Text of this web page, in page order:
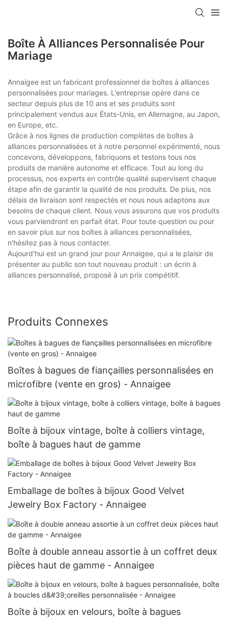
Boîte À Alliances Personnalisée Pour
Mariage
Annaigee est un fabricant professionnel de boîtes à alliances
personnalisées pour mariages. L'entreprise opère dans ce
secteur depuis plus de 10 ans et ses produits sont
principalement vendus aux États-Unis, en Allemagne, au Japon,
en Europe, etc.
Grâce à nos lignes de production complètes de boîtes à
alliances personnalisées et à notre personnel expérimenté, nous
concevons, développons, fabriquons et testons tous nos
produits de manière autonome et efficace. Tout au long du
processus, nos experts en contrôle qualité supervisent chaque
étape afin de garantir la qualité de nos produits. De plus, nos
délais de livraison sont respectés et nous nous adaptons aux
besoins de chaque client. Nous vous assurons que vos produits
vous parviendront en parfait état. Pour toute question ou pour
en savoir plus sur nos boîtes à alliances personnalisées,
n'hésitez pas à nous contacter.
Aujourd'hui est un grand jour pour Annaigee, qui a le plaisir de
présenter au public son tout nouveau produit : un écrin à
alliances personnalisé, proposé à un prix compétitif.
Produits Connexes
Boîtes à bagues de fiançailles personnalisées en
microfibre (vente en gros) - Annaigee
Boîte à bijoux vintage, boîte à colliers vintage,
boîte à bagues haut de gamme
Emballage de boîtes à bijoux Good Velvet
Jewelry Box Factory - Annaigee
Boîte à double anneau assortie à un coffret deux
pièces haut de gamme - Annaigee
Boîte à bijoux en velours, boîte à bagues